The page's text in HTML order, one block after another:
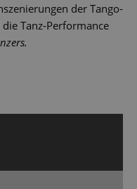
der Tango-
die Tanz-Performance